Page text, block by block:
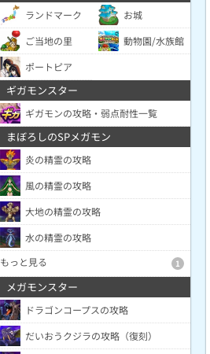
ランドマーク
お城
ご当地の里
動物園/水族館
ポートピア
ギガモンスター
ギガモンの攻略・弱点耐性一覧
まぼろしのSPメガモン
炎の精霊の攻略
風の精霊の攻略
大地の精霊の攻略
水の精霊の攻略
もっと見る
1
メガモンスター
ドラゴンコープスの攻略
だいおうクジラの攻略（復刻）